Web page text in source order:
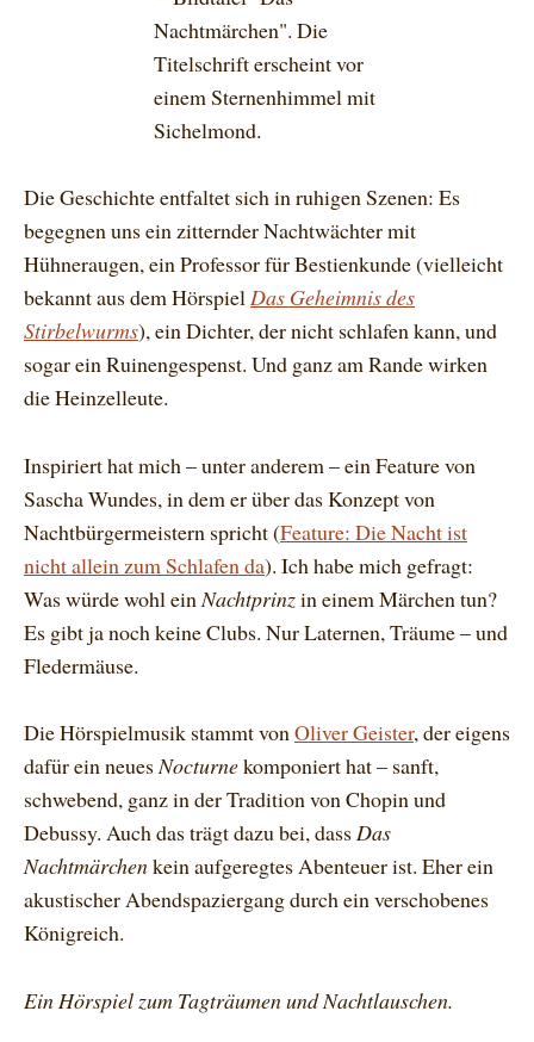
Die Geschichte entfaltet sich in ruhigen Szenen: Es
begegnen uns ein zitternder Nachtwächter mit
Hühneraugen, ein Professor für Bestienkunde (vielleicht
bekannt aus dem HörspielDas Geheimnis des
Stirbelwurms), ein Dichter, der nicht schlafen kann, und
sogar ein Ruinengespenst. Und ganz am Rande wirken
die Heinzelleute.
Inspiriert hat mich – unter anderem – ein Feature von
Sascha Wundes, in dem er über das Konzept von
Nachtbürgermeistern spricht (Feature: Die Nacht ist
nicht allein zum Schlafen da). Ich habe mich gefragt:
Was würde wohl ein Nachtprinzin einem Märchen tun?
Es gibt ja noch keine Clubs. Nur Laternen, Träume – und
Fledermäuse.
Die Hörspielmusik stammt vonOliver Geister, der eigens
dafür ein neuesNocturnekomponiert hat – sanft,
schwebend, ganz in der Tradition von Chopin und
Debussy. Auch das trägt dazu bei, dassDas
Nachtmärchenkein aufgeregtes Abenteuer ist. Eher ein
akustischer Abendspaziergang durch ein verschobenes
Königreich.
Ein Hörspiel zum Tagträumen und Nachtlauschen.